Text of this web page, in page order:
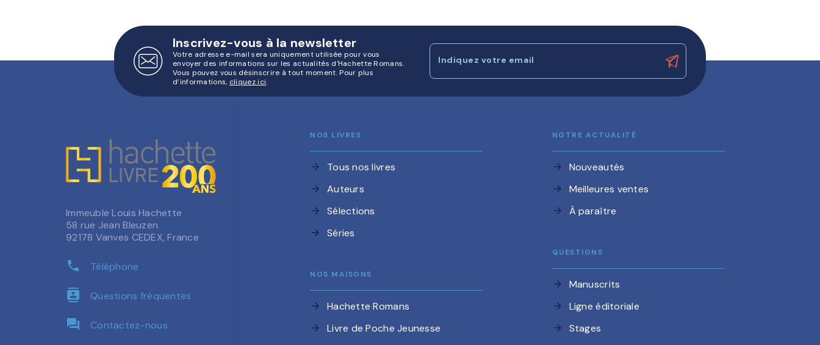
Inscrivez-vous à la newsletter
Votre adresse e-mail sera uniquement utilisée pour vous
envoyer des informations sur les actualités d'Hachette Romans.
Vous pouvez vous désinscrire à tout moment. Pour plus
d’informations, cliquez ici.
Indiquez votre email
Immeuble Louis Hachette
58 rue Jean Bleuzen
92178 Vanves CEDEX, France
phone Téléphone
contacts Questions fréquentes
question_answer Contactez-nous
NOS LIVRES
arrow_forward Tous nos livres
arrow_forward Auteurs
arrow_forward Sélections
arrow_forward Séries
NOS MAISONS
arrow_forward Hachette Romans
arrow_forward Livre de Poche Jeunesse
NOTRE ACTUALITÉ
arrow_forward Nouveautés
arrow_forward Meilleures ventes
arrow_forward À paraître
QUESTIONS
arrow_forward Manuscrits
arrow_forward Ligne éditoriale
arrow_forward Stages